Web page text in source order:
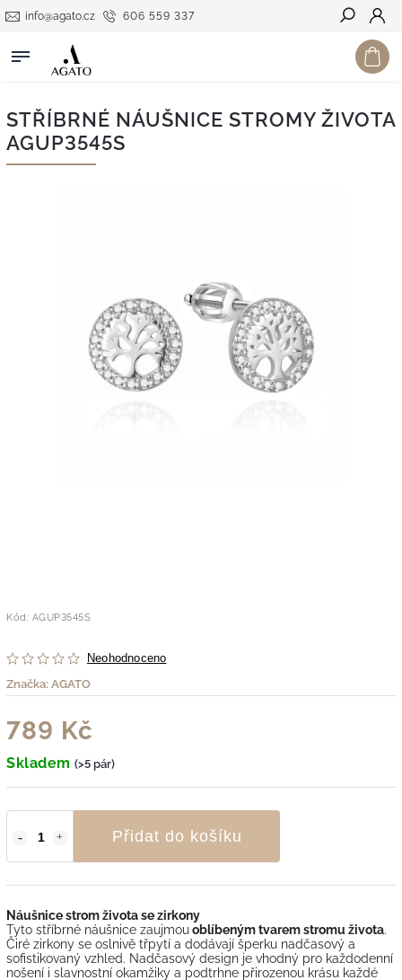
606 559 337
info@agato.cz
Hledat
STŘÍBRNÉ NÁUŠNICE STROMY ŽIVOTA
AGUP3545S
Kód: AGUP3545S
Neohodnoceno
Značka: AGATO
789 Kč
Skladem (>5 pár)
Přidat do košíku
Náušnice strom života se zirkony
Tyto stříbrné náušnice zaujmouoblíbeným tvarem stromu života.
Čiré zirkony se oslnivě třpytí a dodávají šperku nadčasový a
sofistikovaný vzhled. Nadčasový design je vhodný pro každodenní
nošení i slavnostní okamžiky a podtrhne přirozenou krásu každé